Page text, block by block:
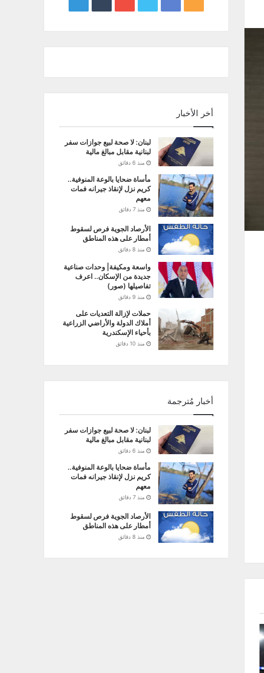
أخر الأخبار
لبنان: لا صحة لبيع جوازات سفر
لبنانية مقابل مبالغ مالية
منذ 6 دقائق
مأساة ضحايا بالوعة المنوفية..
كريم نزل لإنقاذ جيرانه فمات
معهم
منذ 7 دقائق
الأرصاد الجوية فرص لسقوط
أمطار على هذه المناطق
منذ 8 دقائق
واسعة ومكيفة| وحدات صناعية
جديدة من الإسكان.. اعرف
تفاصيلها (صور)
منذ 9 دقائق
حملات لإزالة التعديات على
أملاك الدولة والأراضي الزراعية
بأحياء الإسكندرية
منذ 10 دقائق
أخبار مُترجمة
لبنان: لا صحة لبيع جوازات سفر
لبنانية مقابل مبالغ مالية
منذ 6 دقائق
مأساة ضحايا بالوعة المنوفية..
كريم نزل لإنقاذ جيرانه فمات
معهم
منذ 7 دقائق
الأرصاد الجوية فرص لسقوط
أمطار على هذه المناطق
منذ 8 دقائق